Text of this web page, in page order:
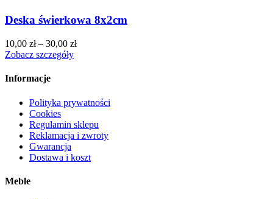
Deska świerkowa 8x2cm
10,00 zł– 30,00 zł
Zobacz szczegóły
Informacje
Polityka prywatności
Cookies
Regulamin sklepu
Reklamacja i zwroty
Gwarancja
Dostawa i koszt
Meble